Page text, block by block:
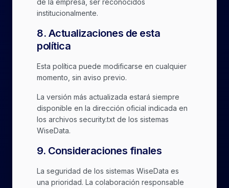
de la empresa, ser reconocidos
institucionalmente.
8. Actualizaciones de esta
política
Esta política puede modificarse en cualquier
momento, sin aviso previo.
La versión más actualizada estará siempre
disponible en la dirección oficial indicada en
los archivos security.txt de los sistemas
WiseData.
9. Consideraciones finales
La seguridad de los sistemas WiseData es
una prioridad. La colaboración responsable